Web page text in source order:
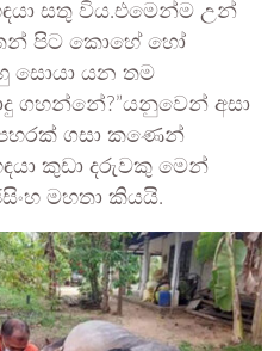
සතු විය.එමෙන්ම උන්
පිට කොහේ හෝ
සොයා යන තම
ගහන්නේ?”යනුවෙන් අසා
ගසා කණෙන්
කුඩා දරුවකු මෙන්
මහතා කියයි.